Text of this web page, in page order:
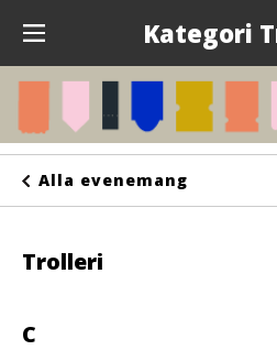
Kategori
Anslagstavlan
Arrangörer
Alla evenemang
Trolleri
C